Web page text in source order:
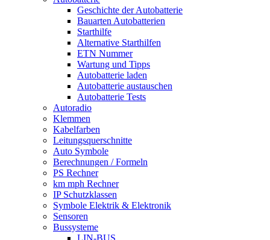
Geschichte der Autobatterie
Bauarten Autobatterien
Starthilfe
Alternative Starthilfen
ETN Nummer
Wartung und Tipps
Autobatterie laden
Autobatterie austauschen
Autobatterie Tests
Autoradio
Klemmen
Kabelfarben
Leitungsquerschnitte
Auto Symbole
Berechnungen / Formeln
PS Rechner
km mph Rechner
IP Schutzklassen
Symbole Elektrik & Elektronik
Sensoren
Bussysteme
LIN-BUS